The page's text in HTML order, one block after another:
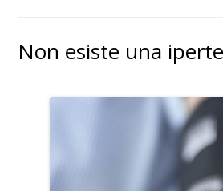
Non esiste una